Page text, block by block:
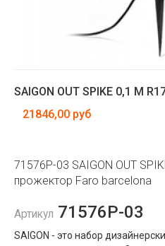
SAIGON OUT SPIKE 0,1 M
21846,00 руб
71576P-03 SAIGON OUT
прожектор Faro barcelona
Артикул 71576P-03
SAIGON - это набор